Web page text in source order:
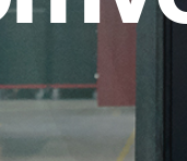
mit System.
zukunftsfähig im